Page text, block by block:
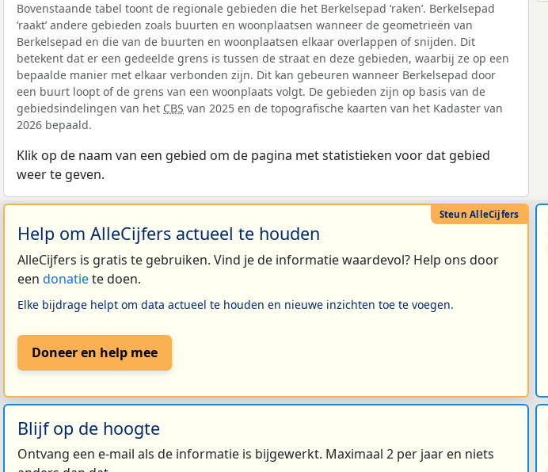
Bovenstaande tabel toont de regionale gebieden die het Berkelsepad ‘raken’. Berkelsepad
‘raakt’ andere gebieden zoals buurten en woonplaatsen wanneer de geometrieën van
Berkelsepad en die van de buurten en woonplaatsen elkaar overlappen of snijden. Dit
betekent dat er een gedeelde grens is tussen de straat en deze gebieden, waarbij ze op een
bepaalde manier met elkaar verbonden zijn. Dit kan gebeuren wanneer Berkelsepad door
een buurt loopt of de grens van een woonplaats volgt. De gebieden zijn op basis van de
gebiedsindelingen van het CBS van 2025 en de topografische kaarten van het Kadaster van
2026 bepaald.
Klik op de naam van een gebied om de pagina met statistieken voor dat gebied
weer te geven.
Help om AlleCijfers actueel te houden
AlleCijfers is gratis te gebruiken. Vind je de informatie waardevol? Help ons door
een donatiete doen.
Elke bijdrage helpt om data actueel te houden en nieuwe inzichten toe te voegen.
Doneer en help mee
Blijf op de hoogte
Ontvang een e-mail als de informatie is bijgewerkt. Maximaal 2 per jaar en niets